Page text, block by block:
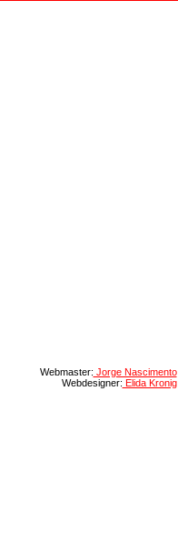
Webmaster: Jorge Nascimento
Webdesigner: Elida Kronig